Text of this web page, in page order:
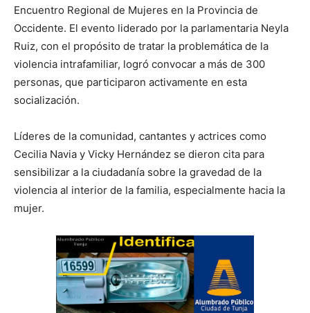
Encuentro Regional de Mujeres en la Provincia de
Occidente. El evento liderado por la parlamentaria Neyla
Ruiz, con el propósito de tratar la problemática de la
violencia intrafamiliar, logró convocar a más de 300
personas, que participaron activamente en esta
socialización.
Líderes de la comunidad, cantantes y actrices como
Cecilia Navia y Vicky Hernández se dieron cita para
sensibilizar a la ciudadanía sobre la gravedad de la
violencia al interior de la familia, especialmente hacia la
mujer.